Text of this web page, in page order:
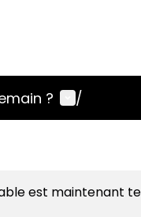
? Menu
/
est maintenant